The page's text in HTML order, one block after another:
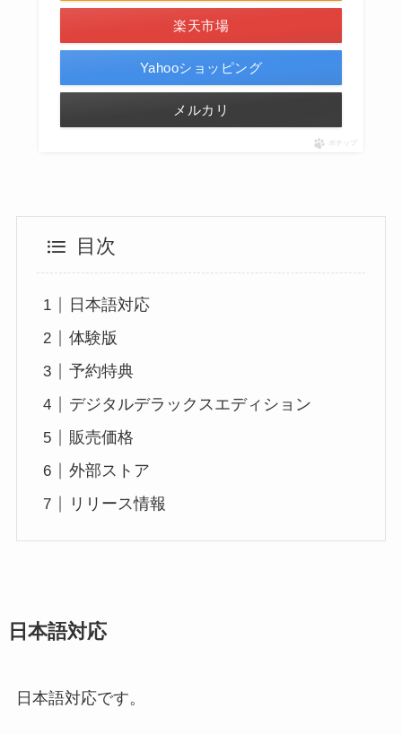
楽天市場
Yahooショッピング
メルカリ
ポチップ
目次
日本語対応
体験版
予約特典
デジタルデラックスエディション
販売価格
外部ストア
リリース情報
日本語対応
日本語対応です。